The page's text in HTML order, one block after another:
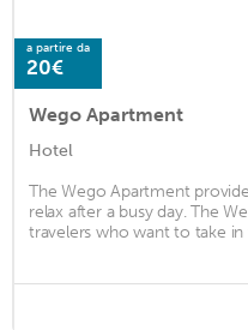
a partire da
20€
Wego Apartment
Hotel
The Wego Apartment
relax after a busy day. The
travelers who want to take in